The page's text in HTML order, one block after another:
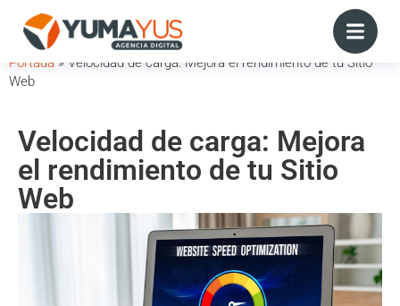
Portada » Velocidad de carga: Mejora el rendimiento de tu Sitio
Web
Velocidad de carga: Mejora
el rendimiento de tu Sitio
Web